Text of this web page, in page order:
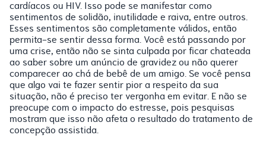
cardíacos ou HIV. Isso pode se manifestar como
sentimentos de solidão, inutilidade e raiva, entre outros.
Esses sentimentos são completamente válidos, então
permita-se sentir dessa forma. Você está passando por
uma crise, então não se sinta culpada por ficar chateada
ao saber sobre um anúncio de gravidez ou não querer
comparecer ao chá de bebê de um amigo. Se você pensa
que algo vai te fazer sentir pior a respeito da sua
situação, não é preciso ter vergonha em evitar. E não se
preocupe com o impacto do estresse, pois pesquisas
mostram que isso não afeta o resultado do tratamento de
concepção assistida.